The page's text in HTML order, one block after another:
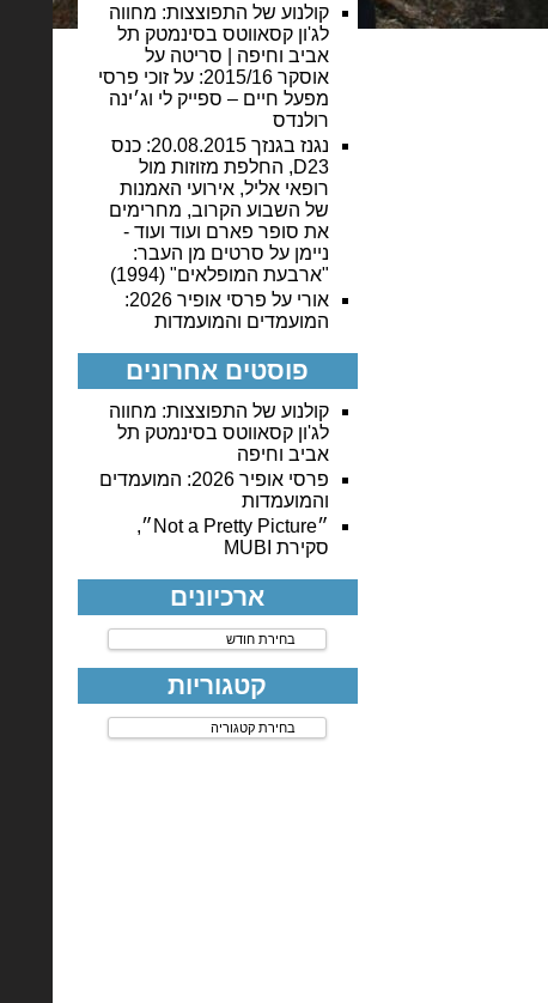
קולנוע של התפוצצות: מחווה
לג'ון קסאווטס בסינמטק תל
אביב וחיפה | סריטה על
אוסקר 2015/16: על זוכי פרסי
מפעל חיים – ספייק לי וג׳ינה
רולנדס
נגנז בגנזך 20.08.2015: כנס
D23, החלפת מזוזות מול
רופאי אליל, אירועי האמנות
של השבוע הקרוב, מחרימים
את סופר פארם ועוד ועוד -
ניימן על סרטים מן העבר:
"ארבעת המופלאים" (1994)
אורי על
פרסי אופיר 2026:
המועמדים והמועמדות
פוסטים אחרונים
קולנוע של התפוצצות: מחווה
לג'ון קסאווטס בסינמטק תל
אביב וחיפה
פרסי אופיר 2026: המועמדים
והמועמדות
״Not a Pretty Picture״,
סקירת MUBI
ארכיונים
ארכיונים
קטגוריות
קטגוריות